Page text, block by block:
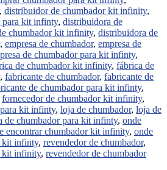
, distribuidor de chumbador kit infinity,
para kit infinty, distribuidora de
chumbador kit infinity, distribuidora de
, empresa de chumbador, empresa de
de chumbador para kit infinty,
de chumbador kit infinity, fábrica de
, fabricante de chumbador, fabricante de
de chumbador para kit infinty,
fornecedor de chumbador kit infinity,
kit infinty, loja de chumbador, loja de
de chumbador para kit infinty, onde
encontrar chumbador kit infinity, onde
kit infinty, revendedor de chumbador,
kit infinity, revendedor de chumbador